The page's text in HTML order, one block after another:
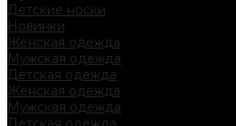
Детские носки
Новинки
Женская одежда
Мужская одежда
Детская одежда
Женская одежда
Мужская одежда